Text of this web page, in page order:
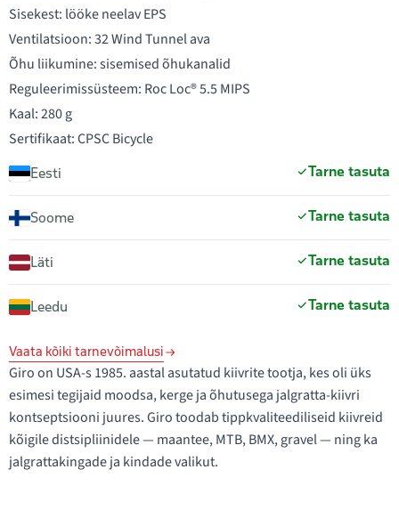
Sisekest: lööke neelav EPS
Ventilatsioon: 32 Wind Tunnel ava
Õhu liikumine: sisemised õhukanalid
Reguleerimissüsteem: Roc Loc® 5.5 MIPS
Kaal: 280 g
Sertifikaat: CPSC Bicycle
Eesti Tarne tasuta
Soome Tarne tasuta
Läti Tarne tasuta
Leedu Tarne tasuta
Vaata kõiki tarnevõimalusi
Giro on USA-s 1985. aastal asutatud kiivrite tootja, kes oli üks
esimesi tegijaid moodsa, kerge ja õhutusega jalgratta-kiivri
kontseptsiooni juures. Giro toodab tippkvaliteediliseid kiivreid
kõigile distsipliinidele — maantee, MTB, BMX, gravel — ning ka
jalgrattakingade ja kindade valikut.